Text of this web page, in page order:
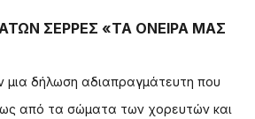
ΣΕΡΡΕΣ «ΤΑ ΟΝΕΙΡΑ ΜΑΣ
μια δήλωση αδιαπραγμάτευτη που
από τα σώματα των χορευτών και